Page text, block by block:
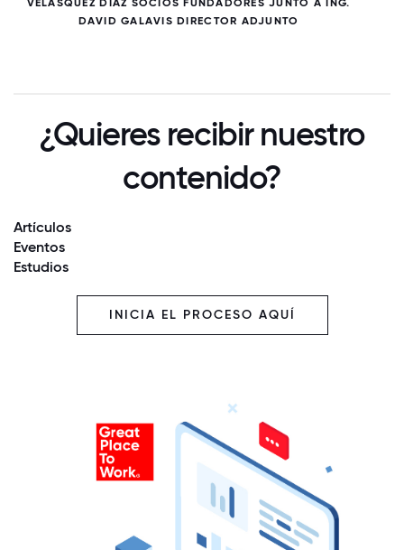
VELASQUEZ DÍAZ SOCIOS FUNDADORES JUNTO A ING.
DAVID GALAVIS DIRECTOR ADJUNTO
¿Quieres recibir nuestro
contenido?
Artículos
Eventos
Estudios
INICIA EL PROCESO AQUÍ